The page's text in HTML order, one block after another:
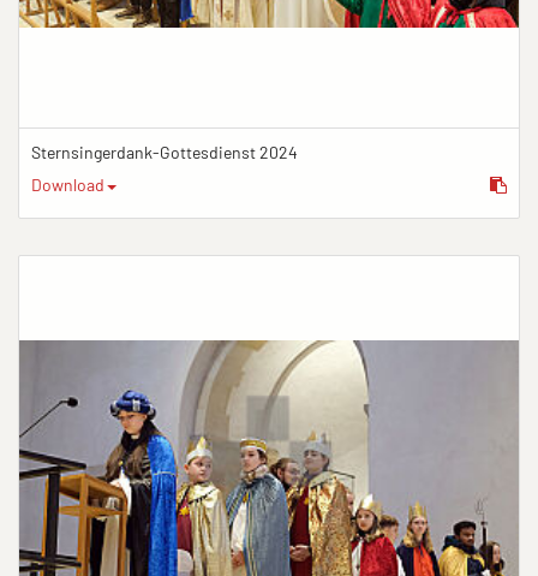
Sternsingerdank-Gottesdienst 2024
Download